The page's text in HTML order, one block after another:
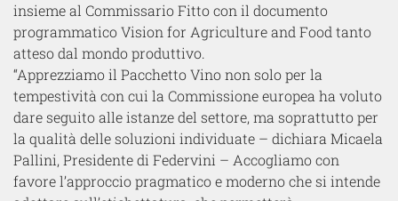
insieme al Commissario Fitto con il documento
programmatico Vision for Agriculture and Food tanto
atteso dal mondo produttivo.
“Apprezziamo il Pacchetto Vino non solo per la
tempestività con cui la Commissione europea ha voluto
dare seguito alle istanze del settore, ma soprattutto per
la qualità delle soluzioni individuate – dichiara Micaela
Pallini, Presidente di Federvini – Accogliamo con
favore l’approccio pragmatico e moderno che si intende